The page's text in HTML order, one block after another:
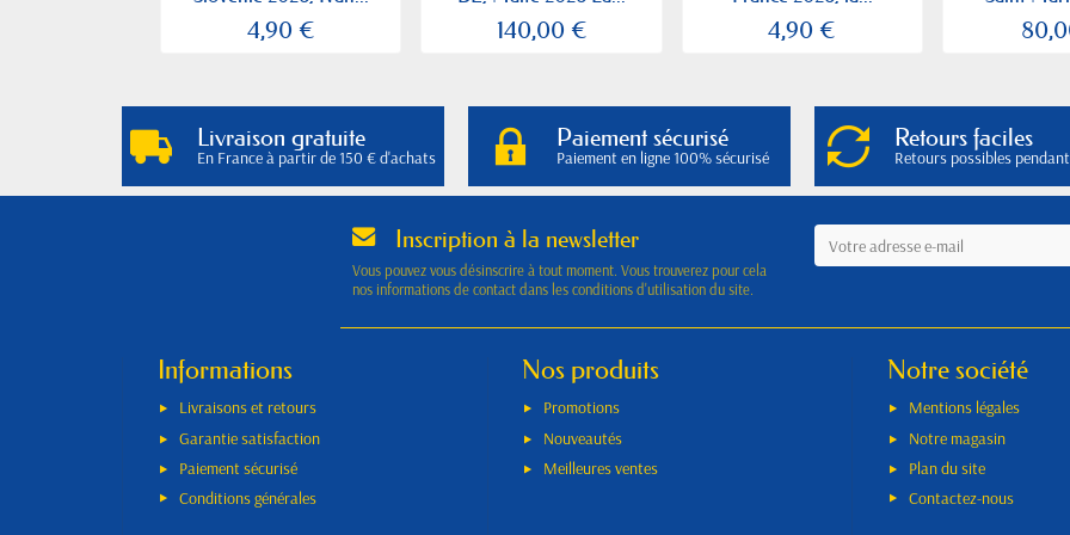
4,90 € 140,00 € 4,90 €
Livraison gratuite
En France à partir de 150 € d'achats
Paiement sécurisé
Paiement en ligne 100% sécurisé
Retours faciles
Retours possibles
Inscription à la newsletter
Vous pouvez vous désinscrire à tout moment. Vous trouverez pour cela
nos informations de contact dans les conditions d'utilisation du site.
Informations
Livraisons et retours
Garantie satisfaction
Paiement sécurisé
Conditions générales
Nos produits
Promotions
Nouveautés
Meilleures ventes
Notre société
Mentions légales
Notre magasin
Plan du site
Contactez-nous